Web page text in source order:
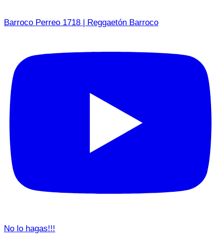
Barroco Perreo 1718 | Reggaetón Barroco
No lo hagas!!!